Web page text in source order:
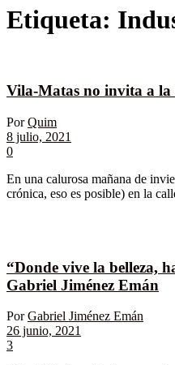
Etiqueta:
Vila-Matas no invita a la
Por Quim
8 julio, 2021
0
En una calurosa mañana de
crónica, eso es posible) en la
“Donde vive la belleza,
Gabriel Jiménez Emán
Por Gabriel Jiménez Emán
26 junio, 2021
3